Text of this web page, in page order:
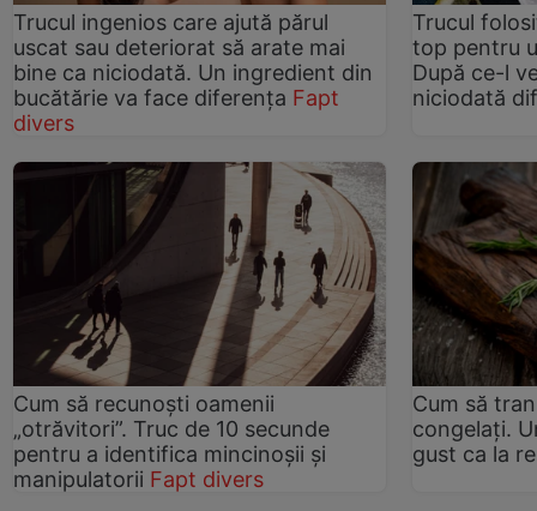
Trucul ingenios care ajută părul
uscat sau deteriorat să arate mai
bine ca niciodată. Un ingredient din
bucătărie va face diferența Fapt
divers
Trucul
top pentru
După ce-l
niciodată
Cum să recunoști oamenii
„otrăvitori”. Truc de 10 secunde
pentru a identifica mincinoșii și
manipulatorii Fapt divers
Cum să
congelați.
gust ca la